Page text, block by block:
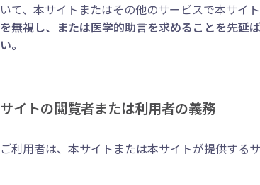
いて、本サイトまたはその他のサービスで本サイ
を無視し、または医学的助言を求めることを先延
い。
サイトの閲覧者または利用者の義務
ご利用者は、本サイトまたは本サイトが提供する